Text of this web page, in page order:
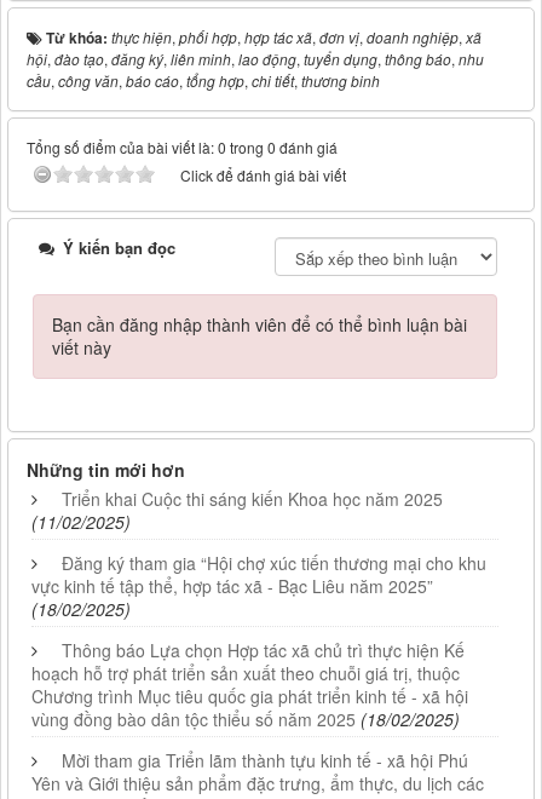
Từ khóa: thực hiện, phối hợp, hợp tác xã, đơn vị, doanh nghiệp, xã
hội, đào tạo, đăng ký, liên minh, lao động, tuyển dụng, thông báo, nhu
cầu, công văn, báo cáo, tổng hợp, chi tiết, thương binh
Tổng số điểm của bài viết là: 0 trong 0 đánh giá
Click để đánh giá bài viết
Ý kiến bạn đọc
Bạn cần đăng nhập thành viên để có thể bình luận bài
viết này
Những tin mới hơn
Triển khai Cuộc thi sáng kiến Khoa học năm 2025
(11/02/2025)
Đăng ký tham gia “Hội chợ xúc tiến thương mại cho khu
vực kinh tế tập thể, hợp tác xã - Bạc Liêu năm 2025”
(18/02/2025)
Thông báo Lựa chọn Hợp tác xã chủ trì thực hiện Kế
hoạch hỗ trợ phát triển sản xuất theo chuỗi giá trị, thuộc
Chương trình Mục tiêu quốc gia phát triển kinh tế - xã hội
vùng đồng bào dân tộc thiểu số năm 2025 (18/02/2025)
Mời tham gia Triển lãm thành tựu kinh tế - xã hội Phú
Yên và Giới thiệu sản phẩm đặc trưng, ẩm thực, du lịch các